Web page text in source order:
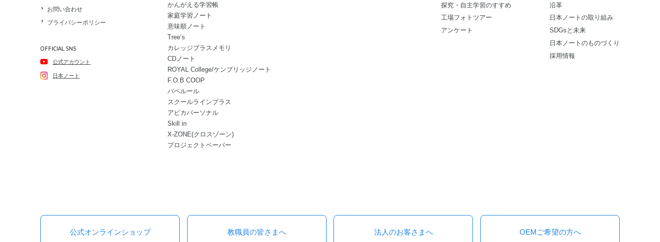
お問い合わせ
プライバシーポリシー
OFFICIAL SNS
公式アカウント
日本ノート
かんがえる学習帳
家庭学習ノート
意味順ノート
Tree’s
カレッジプラスメモリ
CDノート
ROYAL College/ケンブリッジノート
F.O.B COOP
パペルール
スクールラインプラス
アピカパーソナル
Skill in
X-ZONE(クロスゾーン)
プロジェクトペーパー
探究・自主学習のすすめ
工場フォトツアー
アンケート
沿革
日本ノートの取り組み
SDGsと未来
日本ノートのものづくり
採用情報
公式オンラインショップ 教職員の皆さまへ 法人のお客さまへ OEMご希望の方へ